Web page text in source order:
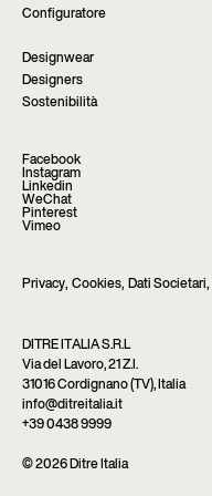
Configuratore
Designwear
Designers
Sostenibilità
Facebook
Instagram
Linkedin
WeChat
Pinterest
Vimeo
Privacy, Cookies, Dati Societari,
DITRE ITALIA S.R.L
Via del Lavoro, 21 Z.I.
31016 Cordignano (TV), Italia
info@ditreitalia.it
+39 0438 9999
© 2026 Ditre Italia